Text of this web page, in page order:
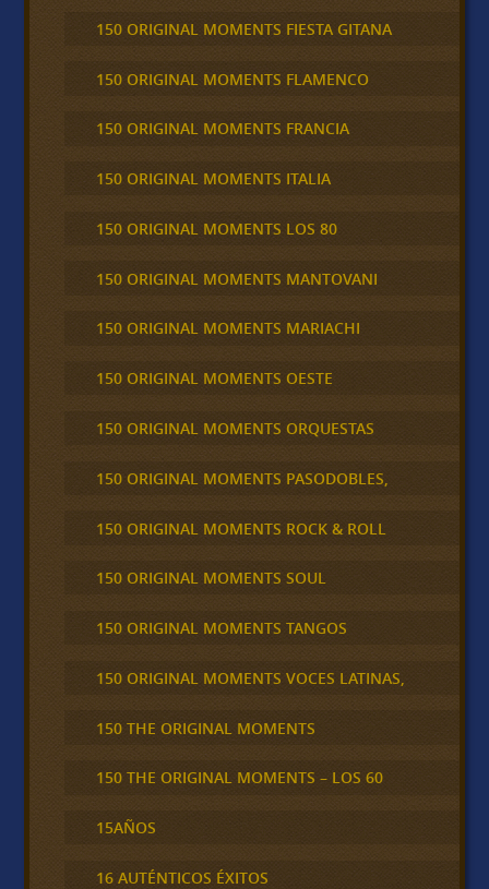
150 ORIGINAL MOMENTS FIESTA GITANA
150 ORIGINAL MOMENTS FLAMENCO
150 ORIGINAL MOMENTS FRANCIA
150 ORIGINAL MOMENTS ITALIA
150 ORIGINAL MOMENTS LOS 80
150 ORIGINAL MOMENTS MANTOVANI
150 ORIGINAL MOMENTS MARIACHI
150 ORIGINAL MOMENTS OESTE
150 ORIGINAL MOMENTS ORQUESTAS
150 ORIGINAL MOMENTS PASODOBLES,
150 ORIGINAL MOMENTS ROCK & ROLL
150 ORIGINAL MOMENTS SOUL
150 ORIGINAL MOMENTS TANGOS
150 ORIGINAL MOMENTS VOCES LATINAS,
150 THE ORIGINAL MOMENTS
150 THE ORIGINAL MOMENTS – LOS 60
15AÑOS
16 AUTÉNTICOS ÉXITOS